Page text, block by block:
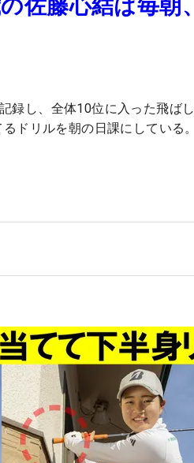
藤心結は毎朝
し、全体10位に入った飛ば
ドリルを朝の日課にしている。